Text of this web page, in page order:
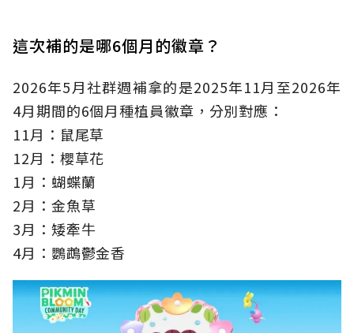
這次補的是哪6個月的徽章？
2026年5月社群週補拿的是2025年11月至2026年
4月期間的6個月種植員徽章，分別對應：
11月：鼠尾草
12月：櫻草花
1月：蝴蝶蘭
2月：金魚草
3月：矮牽牛
4月：鸚鵡鬱金香